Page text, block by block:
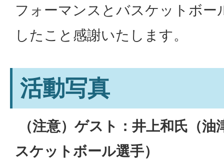
フォーマンスとバスケットボー
したこと感謝いたします。
活動写真
（注意）ゲスト：井上和氏（
スケットボール選手）